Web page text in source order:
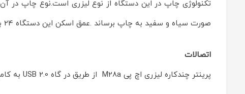
ایران
صورت سیاه و سفید به چاپ برساند .عمق اسکن این دستگاه 24 بیت میباشد و مدارک را با رزولوشنی معادل با 1200*1200 dpi اسکن میکند.
اتصالات
پرینتر چندکاره لیزری اچ پی M28a از طریق در گاه USB 2.0 به کامپیوتر وصل میشود و قابلیت اتصال بیسیم برای این پرینتر در نظر گرفته نشده است.